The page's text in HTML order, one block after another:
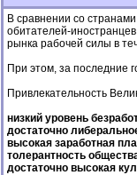
В сравнении со
обитателей-
рынка рабочей силы в
При этом, за последние
Привлекательность
низкий уровень
достаточно
высокая заработная
толерантность
достаточно высокая